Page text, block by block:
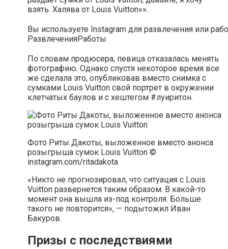
взять. Халява от Louis Vuitton»».
Вы используете Instagram для развлечения или
РазвлеченияРаботы
По словам продюсера, певица отказалась менять
фотографию. Однако спустя некоторое время все
же сделала это, опубликовав вместо снимка с
сумками Louis Vuitton свой портрет в окружении
клетчатых баулов и с хештегом #луиритон.
Фото Риты Дакоты, выложенное вместо анонса
розыгрыша сумок Louis Vuitton ©
instagram.com/ritadakota
«Никто не прогнозировал, что ситуация с Louis
Vuitton развернется таким образом. В какой-то
момент она вышла из-под контроля. Больше
такого не повторится», — подытожил Иван
Бакуров.
Призы с последствиями